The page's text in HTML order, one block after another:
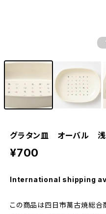
グラタン皿 オーバル
¥700
International shipping
この商品は四日市萬古焼総合